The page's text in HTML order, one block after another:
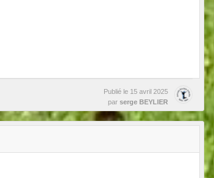
Publié le 15 avril 2025
par serge BEYLIER